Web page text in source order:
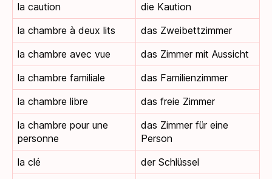
la caution
die Kaution
la chambre à deux lits
das Zweibettzimmer
la chambre avec vue
das Zimmer mit Aussicht
la chambre familiale
das Familienzimmer
la chambre libre
das freie Zimmer
la chambre pour une
personne
das Zimmer für eine
Person
la clé
der Schlüssel